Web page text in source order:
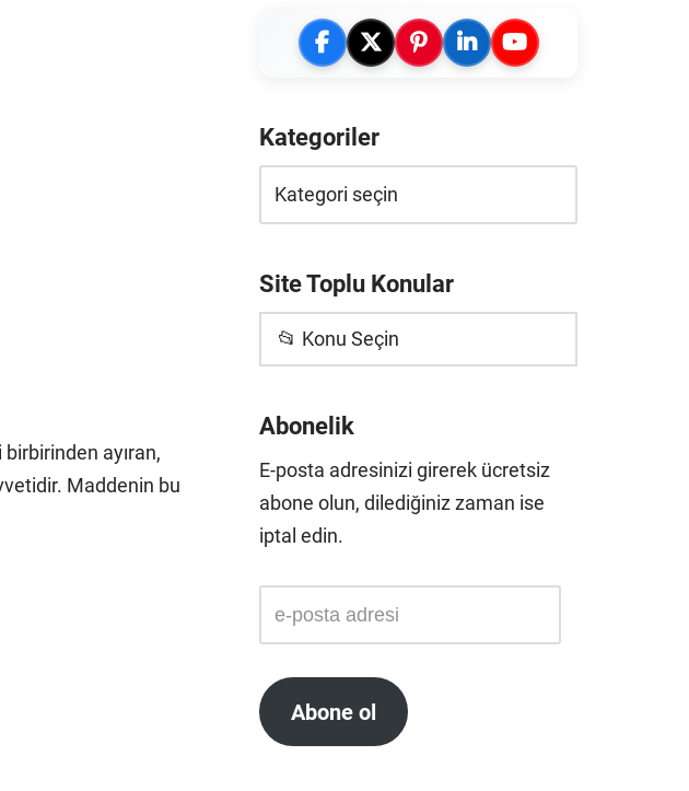
ayıran,
Maddenin bu
Kategoriler
Site Toplu Konular
📂 Konu Seçin
Abonelik
E-posta adresinizi girerek ücretsiz
abone olun, dilediğiniz zaman ise
iptal edin.
Abone ol